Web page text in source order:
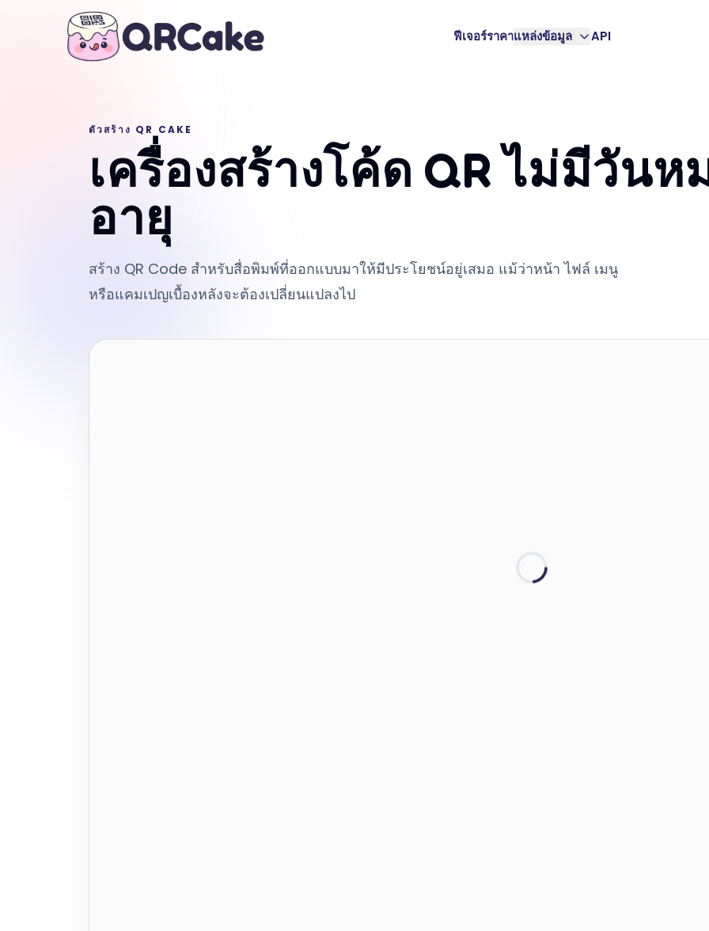
ฟีเจอร์ราคาแหล่งข้อมูล API
ตัวสร้าง QR CAKE
เครื่องสร้างโค้ด QR ไม่มีวันห
อายุ
สร้าง QR Code สำหรับสื่อพิมพ์ที่ออกแบบมาให้มีประโยชน์อยู่เสมอ แม้ว่าหน้า ไฟล์ เมนู
หรือแคมเปญเบื้องหลังจะต้องเปลี่ยนแปลงไป